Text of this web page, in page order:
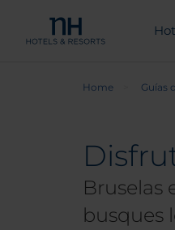
Home Guías
Bruselas
busques